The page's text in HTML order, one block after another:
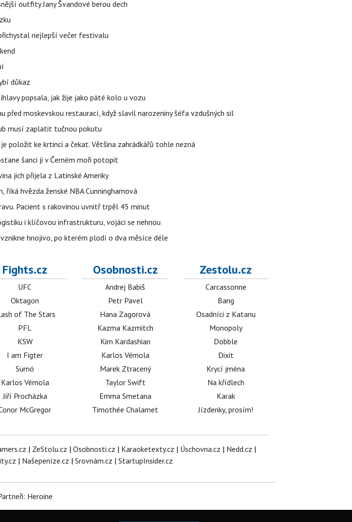
outfity Jany Švandové berou dech
nejlepší večer festivalu
důkaz
popsala, jak žije jako páté kolo u vozu
před moskevskou restaurací, když slavil narozeniny šéfa vzdušných sil
musí zaplatit tučnou pokutu
položit ke krtinci a čekat. Většina zahrádkářů tohle nezná
šanci ji v Černém moři potopit
jich přijela z Latinské Ameriky
hvězda ženské NBA Cunninghamová
Pacient s rakovinou uvnitř trpěl 45 minut
i klíčovou infrastrukturu, vojáci se nehnou
hnojivo, po kterém plodí o dva měsíce déle
Fights.cz
UFC
Oktagon
of The Stars
PFL
KSW
I am Figter
Sumó
Karlos Vémola
Jiří Procházka
McGregor
Osobnosti.cz
Andrej Babiš
Petr Pavel
Hana Zagorová
Kazma Kazmitch
Kim Kardashian
Karlos Vémola
Marek Ztracený
Taylor Swift
Emma Smetana
Timothée Chalamet
Zestolu.cz
Carcassonne
Bang
Osadníci z Katanu
Monopoly
Dobble
Dixit
Krycí jména
Na křídlech
Karak
Jízdenky, prosím!
| ZeStolu.cz | Osobnosti.cz | Karaoketexty.cz | Úschovna.cz | Nedd.cz |
| Našepeníze.cz | Srovnám.cz | StartupInsider.cz
Heroine